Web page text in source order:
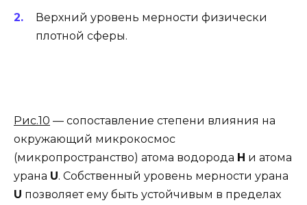
Верхний уровень мерности физически
плотной сферы.
Рис.10 — сопоставление степени влияния на
окружающий микрокосмос
(микропространство) атома водорода Н и атома
урана U. Собственный уровень мерности урана
U позволяет ему быть устойчивым в пределах